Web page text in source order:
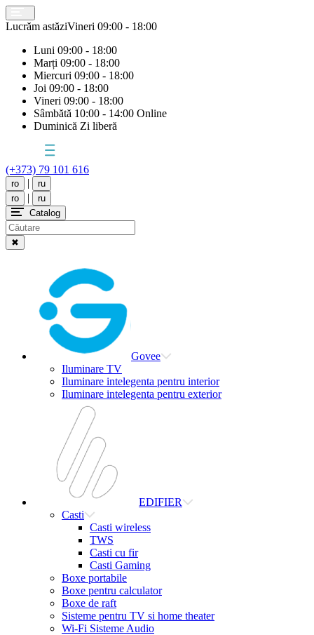
Lucrăm astăziVineri 09:00 - 18:00
Luni 09:00 - 18:00
Marți 09:00 - 18:00
Miercuri 09:00 - 18:00
Joi 09:00 - 18:00
Vineri 09:00 - 18:00
Sâmbătă 10:00 - 14:00 Online
Duminică Zi liberă
(+373) 79 101 616
ro |
ru
ro
|
ru
Catalog
✖
Govee
Iluminare TV
Iluminare intelegenta pentru interior
Iluminare intelegenta pentru exterior
EDIFIER
Casti
Casti wireless
TWS
Casti cu fir
Casti Gaming
Boxe portabile
Boxe pentru calculator
Boxe de raft
Sisteme pentru TV si home theater
Wi-Fi Sisteme Audio